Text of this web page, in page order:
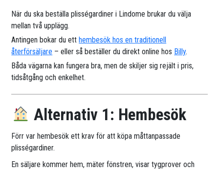
När du ska beställa plisségardiner i Lindome brukar du välja
mellan två upplägg.
Antingen bokar du etthembesök hos en traditionell
återförsäljare – eller så beställer du direkt online hos Billy.
Båda vägarna kan fungera bra, men de skiljer sig rejält i pris,
tidsåtgång och enkelhet.
Alternativ 1: Hembesök
Förr var hembesök ett krav för att köpa måttanpassade
plisségardiner.
En säljare kommer hem, mäter fönstren, visar tygprover och